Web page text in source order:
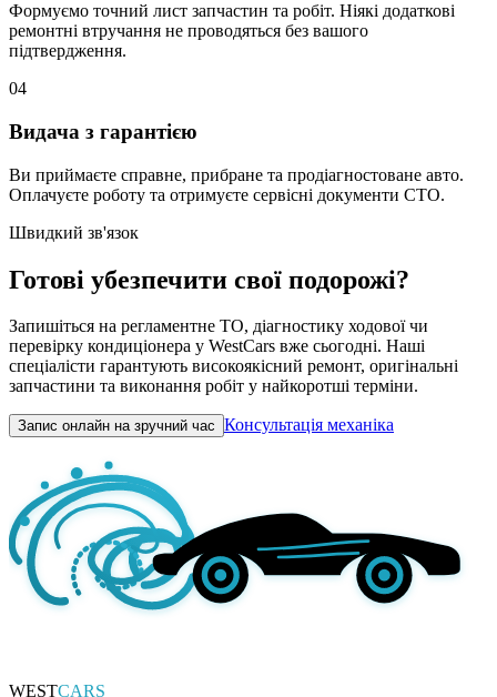
Формуємо точний лист запчастин та робіт. Ніякі додаткові
ремонтні втручання не проводяться без вашого
підтвердження.
04
Видача з гарантією
Ви приймаєте справне, прибране та продіагностоване авто.
Оплачуєте роботу та отримуєте сервісні документи СТО.
Швидкий зв'язок
Готові убезпечити свої подорожі?
Запишіться на регламентне ТО, діагностику ходової чи
перевірку кондиціонера у WestCars вже сьогодні. Наші
спеціалісти гарантують високоякісний ремонт, оригінальні
запчастини та виконання робіт у найкоротші терміни.
Запис онлайн на зручний час Консультація механіка
WESTCARS